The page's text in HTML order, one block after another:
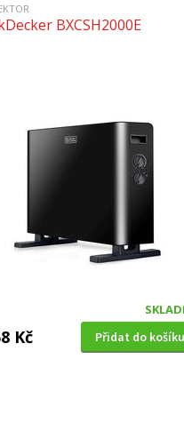
BXCSH2000E
Kč Přidat do košíku